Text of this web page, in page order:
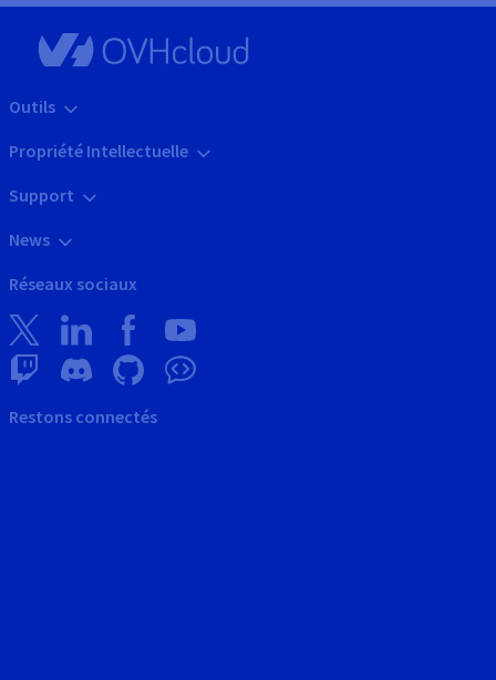
Outils
Propriété Intellectuelle
Support
News
Réseaux sociaux
Restons connectés